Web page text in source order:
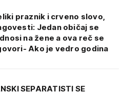
praznik i crveno slovo,
Jedan običaj se
na žene a ova reč se
Ako je vedro godina
SEPARATISTI SE